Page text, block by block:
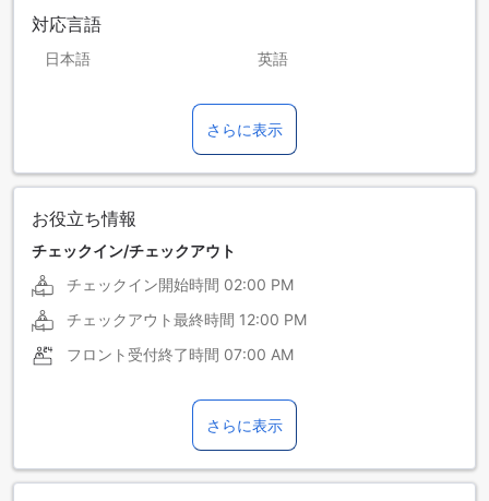
対応言語
日本語 英語
フランス語
マレー語
さらに表示
お役立ち情報
チェックイン/チェックアウト
チェックイン開始時間 02:00 PM
チェックアウト最終時間 12:00 PM
フロント受付終了時間 07:00 AM
さらに表示